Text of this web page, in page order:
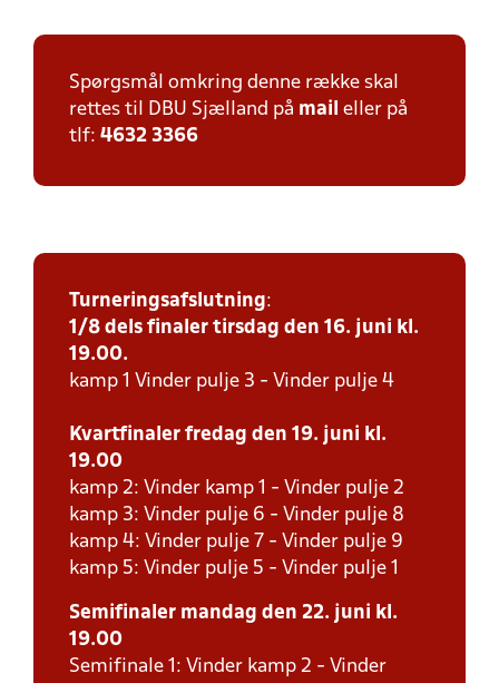
Spørgsmål omkring denne række skal
rettes til DBU Sjælland på mail eller på
tlf: 4632 3366
Turneringsafslutning:
1/8 dels finaler tirsdag den 16. juni kl.
19.00.
kamp 1 Vinder pulje 3 - Vinder pulje 4
Kvartfinaler fredag den 19. juni kl.
19.00
kamp 2: Vinder kamp 1 - Vinder pulje 2
kamp 3: Vinder pulje 6 - Vinder pulje 8
kamp 4: Vinder pulje 7 - Vinder pulje 9
kamp 5: Vinder pulje 5 - Vinder pulje 1
Semifinaler mandag den 22. juni kl.
19.00
Semifinale 1: Vinder kamp 2 - Vinder